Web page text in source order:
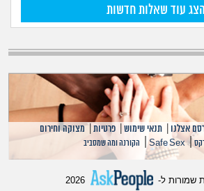
הצג עוד שאלות חדשות
אצלנו |תנאי שימוש |פרטיות |מצוקה וחירום
|
Safe Sex
| הקורנה ומה שמסביב
שמורות ל- 2026